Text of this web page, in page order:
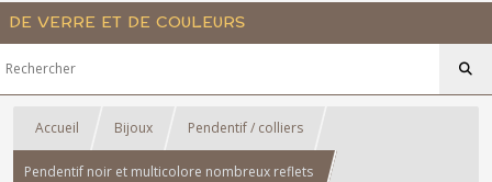
DE VERRE ET DE COULEURS
Accueil Bijoux Pendentif / colliers
Pendentif noir et multicolore nombreux reflets